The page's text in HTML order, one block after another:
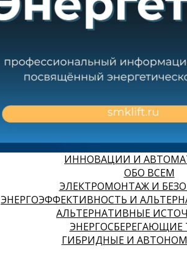
ИННОВАЦИИ И
ОБО ВСЕМ
ЭЛЕКТРОМОНТАЖ И
ЭНЕРГОЭФФЕКТИВНОСТЬ И
АЛЬТЕРНАТИВНЫЕ
ЭНЕРГОСБЕРЕГАЮЩИЕ
ГИБРИДНЫЕ И